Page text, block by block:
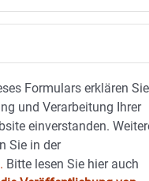
Formulars erklären Sie
und Verarbeitung Ihrer
einverstanden.
Sie in der
Bitte lesen Sie hier auch